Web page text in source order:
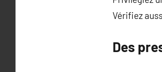
Vérifiez
Des